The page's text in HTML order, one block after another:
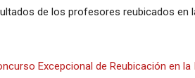
de los profesores reubicados en
Excepcional de Reubicación en la